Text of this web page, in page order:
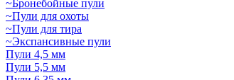
~Бронебойные пули
~Пули для охоты
~Пули для тира
~Экспансивные пули
Пули 4,5 мм
Пули 5,5 мм